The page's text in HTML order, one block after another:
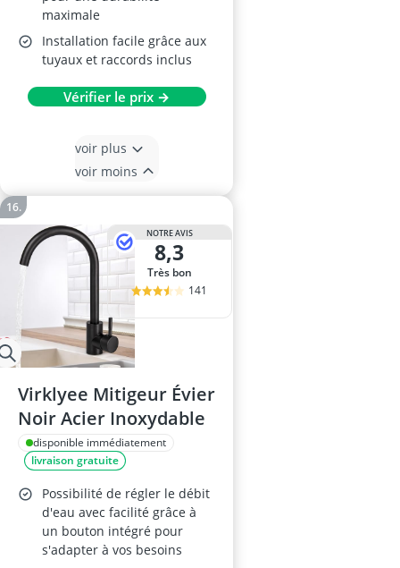
maximale
Installation facile grâce aux
tuyaux et raccords inclus
Vérifier le prix →
voir plus
voir moins
NOTRE AVIS
8,3
Très bon
141
Virklyee Mitigeur Évier
Noir Acier Inoxydable
disponible immédiatement
livraison gratuite
Possibilité de régler le débit
d'eau avec facilité grâce à
un bouton intégré pour
s'adapter à vos besoins